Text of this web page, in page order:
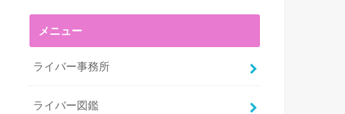
メニュー
ライバー事務所
ライバー図鑑